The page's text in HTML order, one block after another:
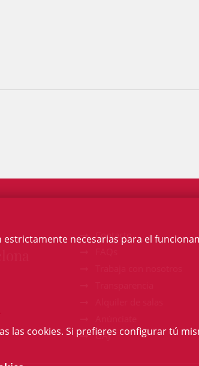
Contacto
GAJ
estrictamente necesarias para el
las cookies. Si prefieres configurar tú